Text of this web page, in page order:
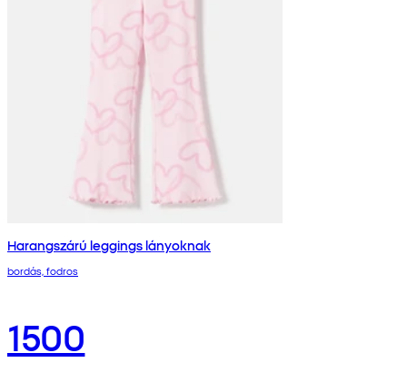
Harangszárú leggings lányoknak
bordás, fodros
1500